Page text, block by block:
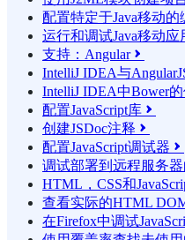
配置特定于Java移动的
运行和调试Java移动应
支持：Angular
IntelliJ IDEA与
IntelliJ IDEA中Bower的
配置JavaScript库 
创建JSDoc注释 
配置JavaScript调试器 
调试部署到远程服务器
HTML，CSS和
查看实际的HTML
在Firefox中调试